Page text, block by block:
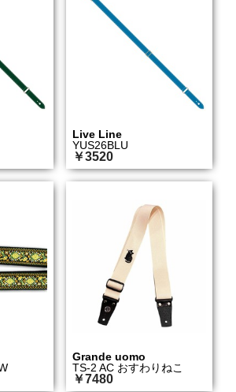
Live Line
YUS26BLU
￥3520
Grande uomo
TS-2 AC おすわりねこ
￥7480